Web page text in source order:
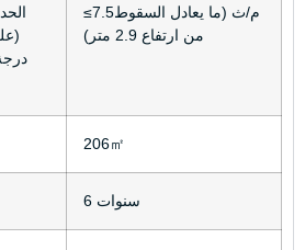
≤7.5م/ث (ما يعادل السقوط
من ارتفاع 2.9 متر)
206㎡
6 سنوات